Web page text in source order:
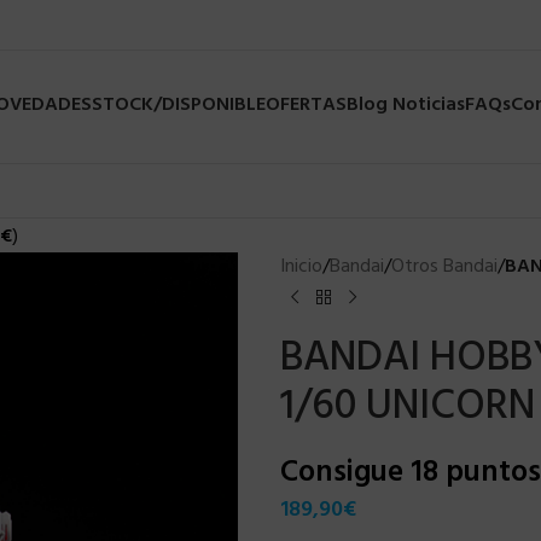
STOCK/DISPONIBLEOFERTASBlog NoticiasFAQs
€)
Inicio/Bandai/Otros Bandai/
BANDAI
1/60
Consigue 18
189,90€